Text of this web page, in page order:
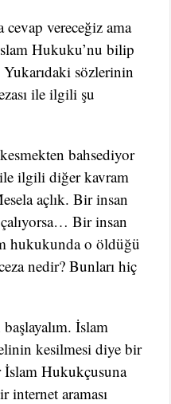
cevap vereceğiz ama
Hukuku’nu bilip
sözlerinin
ile ilgili şu
bahsediyor
ilgili diğer kavram
açlık. Bir insan
Bir insan
hukukunda o öldüğü
nedir? Bunları hiç
İslam
kesilmesi diye bir
Hukukçusuna
internet araması